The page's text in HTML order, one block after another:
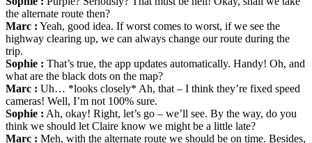
the alternate route then?
Marc : Yeah, good idea. If worst comes to worst, if we see the
highway clearing up, we can always change our route during the
trip.
Sophie : That’s true, the app updates automatically. Handy! Oh, and
what are the black dots on the map?
Marc : Uh… *looks closely* Ah, that – I think they’re fixed speed
cameras! Well, I’m not 100% sure.
Sophie : Ah, okay! Right, let’s go – we’ll see. By the way, do you
think we should let Claire know we might be a little late?
Marc : Meh, with the alternate route we should be on time. Besides,